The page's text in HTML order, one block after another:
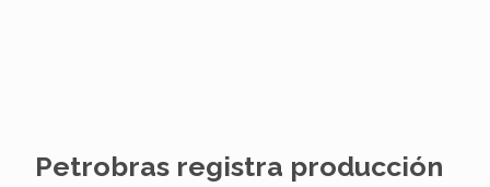
Petrobras registra producción